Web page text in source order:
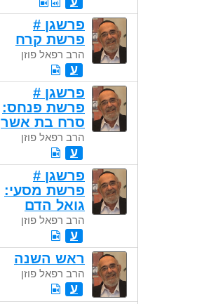
פרשגן #
פרשת קרח
הרב רפאל פוזן
ע
פרשגן #
פרשת פנחס:
סרח בת אשר
הרב רפאל פוזן
ע
פרשגן #
פרשת מסעי:
גואל הדם
הרב רפאל פוזן
ע
ראש השנה
הרב רפאל פוזן
ע